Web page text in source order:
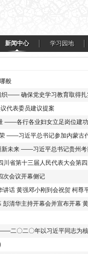
新闻中心 学习园地
般
代表委员建议提案
会议开幕侧记